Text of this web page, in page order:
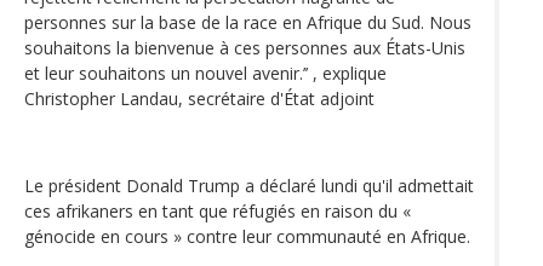
personnes sur la base de la race en Afrique du Sud. Nous
souhaitons la bienvenue à ces personnes aux États-Unis
et leur souhaitons un nouvel avenir.’’ , explique
Christopher Landau, secrétaire d'État adjoint
Le président Donald Trump a déclaré lundi qu'il admettait
ces afrikaners en tant que réfugiés en raison du «
génocide en cours » contre leur communauté en Afrique.